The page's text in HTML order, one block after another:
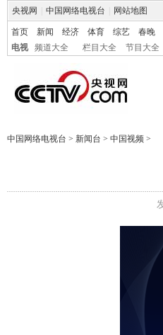
央视网 中国网络电视台 网站地图
首页 新闻 经济 体育 综艺 春晚
电视
频道大全 栏目大全 节目大全
中国网络电视台 > 新闻台 > 中国视频 >